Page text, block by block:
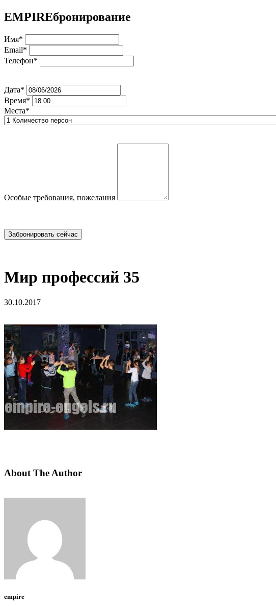
EMPIREбронирование
Имя*
Email*
Телефон*
Дата*
Время*
Места*
Особые требования, пожелания
Мир профессий 35
30.10.2017
About The Author
empire